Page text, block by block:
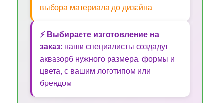
выбора материала до дизайна
⚡ Выбираете изготовление на
заказ: наши специалисты создадут
аквазорб нужного размера, формы и
цвета, с вашим логотипом или
брендом